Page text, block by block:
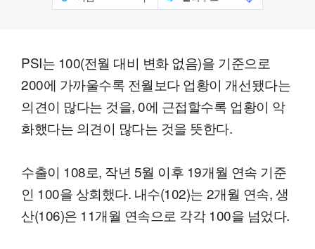
PSI는 100(전월 대비 변화 없음)을 기준으로
200에 가까울수록 전월보다 업황이 개선됐다는
의견이 많다는 것을, 0에 근접할수록 업황이 악
화했다는 의견이 많다는 것을 뜻한다.
수출이 108로, 작년 5월 이후 19개월 연속 기준
인 100을 상회했다. 내수(102)는 2개월 연속, 생
산(106)은 11개월 연속으로 각각 100을 넘었다.